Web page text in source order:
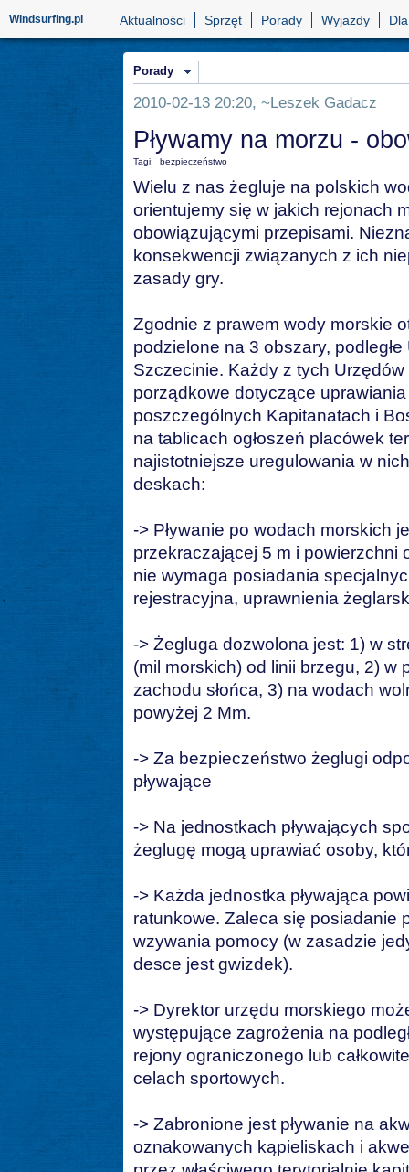
Windsurfing.pl Aktualności Sprzęt Porady Wyjazdy
Porady
2010-02-13 20:20, ~Leszek Gadacz
Pływamy na morzu -
Tagi: bezpieczeństwo
Wielu z nas żegluje na polskich
orientujemy się w jakich rejonach
obowiązującymi przepisami.
konsekwencji związanych z ich
zasady gry.
Zgodnie z prawem wody morskie
podzielone na 3 obszary,
Szczecinie. Każdy z tych
porządkowe dotyczące
poszczególnych Kapitanatach i
na tablicach ogłoszeń placówek
najistotniejsze uregulowania w
deskach:
-> Pływanie po wodach morskich
przekraczającej 5 m i powierzchni
nie wymaga posiadania
rejestracyjna, uprawnienia
-> Żegluga dozwolona jest: 1) w
(mil morskich) od linii brzegu, 2)
zachodu słońca, 3) na wodach
powyżej 2 Mm.
-> Za bezpieczeństwo żeglugi
pływające
-> Na jednostkach pływających
żeglugę mogą uprawiać osoby,
-> Każda jednostka pływająca
ratunkowe. Zaleca się posiadanie
wzywania pomocy (w zasadzie
desce jest gwizdek).
-> Dyrektor urzędu morskiego
występujące zagrożenia na
rejony ograniczonego lub
celach sportowych.
-> Zabronione jest pływanie na
oznakowanych kąpieliskach i